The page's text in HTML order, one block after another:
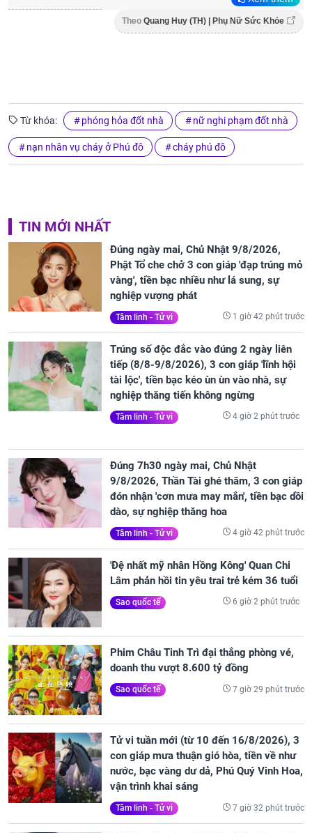
Theo Quang Huy (TH) | Phụ Nữ Sức Khỏe
Từ khóa: phóng hỏa đốt nhà nữ nghi phạm đốt nhà
nạn nhân vụ cháy ở Phú đô cháy phú đô
TIN MỚI NHẤT
Đúng ngày mai, Chủ Nhật 9/8/2026,
Phật Tổ che chở 3 con giáp 'đạp trúng mỏ
vàng', tiền bạc nhiều như lá sung, sự
nghiệp vượng phát
Tâm linh - Tử vi 1 giờ 42 phút trước
Trúng số độc đắc vào đúng 2 ngày liên
tiếp (8/8-9/8/2026), 3 con giáp 'lĩnh hội
tài lộc', tiền bạc kéo ùn ùn vào nhà, sự
nghiệp thăng tiến không ngừng
Tâm linh - Tử vi 4 giờ 2 phút trước
Đúng 7h30 ngày mai, Chủ Nhật
9/8/2026, Thần Tài ghé thăm, 3 con giáp
đón nhận 'cơn mưa may mắn', tiền bạc dồi
dào, sự nghiệp thăng hoa
Tâm linh - Tử vi 4 giờ 42 phút trước
'Đệ nhất mỹ nhân Hồng Kông' Quan Chi
Lâm phản hồi tin yêu trai trẻ kém 36 tuổi
Sao quốc tế 6 giờ 2 phút trước
Phim Châu Tinh Trì đại thắng phòng vé,
doanh thu vượt 8.600 tỷ đồng
Sao quốc tế 7 giờ 29 phút trước
Tử vi tuần mới (từ 10 đến 16/8/2026), 3
con giáp mưa thuận gió hòa, tiền về như
nước, bạc vàng dư dả, Phú Quý Vinh Hoa,
vận trình khai sáng
Tâm linh - Tử vi 7 giờ 32 phút trước